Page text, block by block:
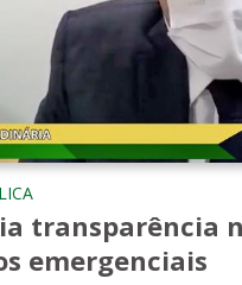
transparência
emergenciais